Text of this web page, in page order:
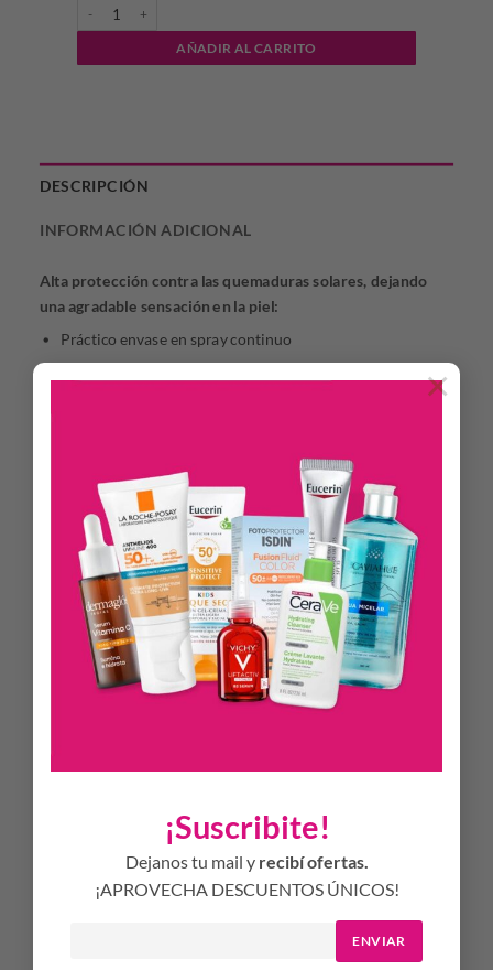
¡Suscribite!
Dejanos tu mail y recibí ofertas.
¡APROVECHA DESCUENTOS ÚNICOS!
ENVIAR
×
AÑADIR AL CARRITO
DESCRIPCIÓN
INFORMACIÓN ADICIONAL
Alta protección contra las quemaduras solares, dejando
una agradable sensación en la piel:
Práctico envase en spray continuo
Recomendado a partir de los 3 años
Ingredientes principales:
Vitamina E: efecto antioxidante y antiinflamatorio
Alantoína: acción queratolítica y regeneradora de la piel
Filtros solares.
Modo de uso:
Aplicar abundantemente en el rostro y en el cuerpo 30
esparcir con la mano en forma pareja. No vaporizar directo
luego esparcirlos sobre el rostro. Reaplicar cada 2 horas y
luego de sudoración intensa, nadar o bañarse y/o secarse
con toalla. Uso externo.